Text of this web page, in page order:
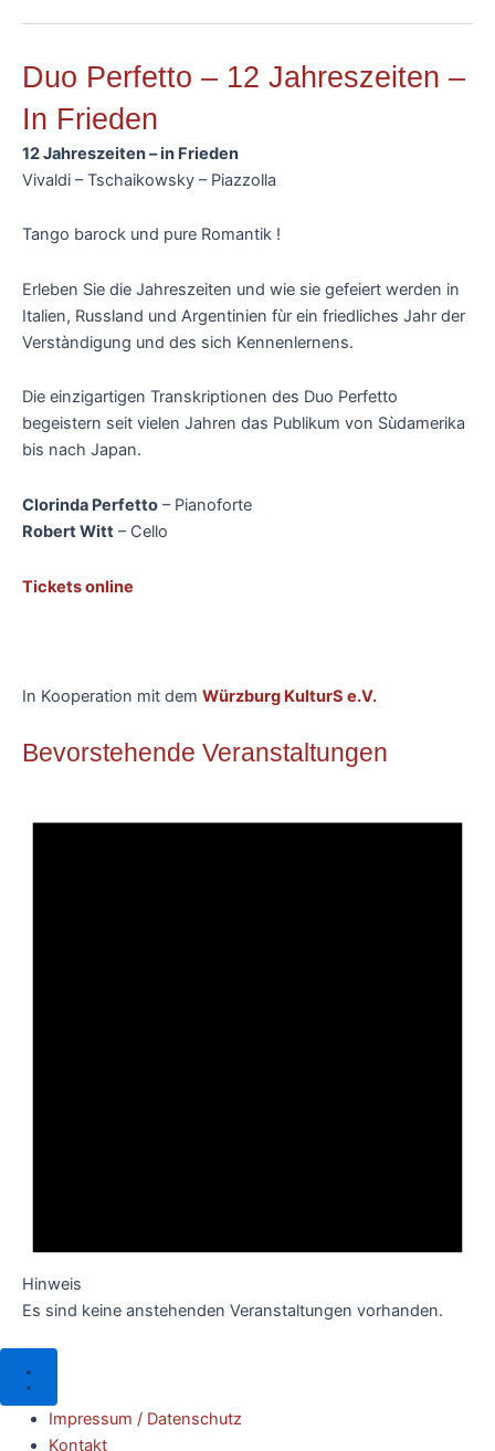
Duo Perfetto – 12 Jahreszeiten –
In Frieden
12 Jahreszeiten – in Frieden
Vivaldi – Tschaikowsky – Piazzolla
Tango barock und pure Romantik !
Erleben Sie die Jahreszeiten und wie sie gefeiert werden in
Italien, Russland und Argentinien fùr ein friedliches Jahr der
Verstàndigung und des sich Kennenlernens.
Die einzigartigen Transkriptionen des Duo Perfetto
begeistern seit vielen Jahren das Publikum von Sùdamerika
bis nach Japan.
Clorinda Perfetto – Pianoforte
Robert Witt – Cello
Tickets online
In Kooperation mit dem Würzburg KulturS e.V.
Bevorstehende Veranstaltungen
Hinweis
Es sind keine anstehenden Veranstaltungen vorhanden.
Impressum / Datenschutz
Kontakt